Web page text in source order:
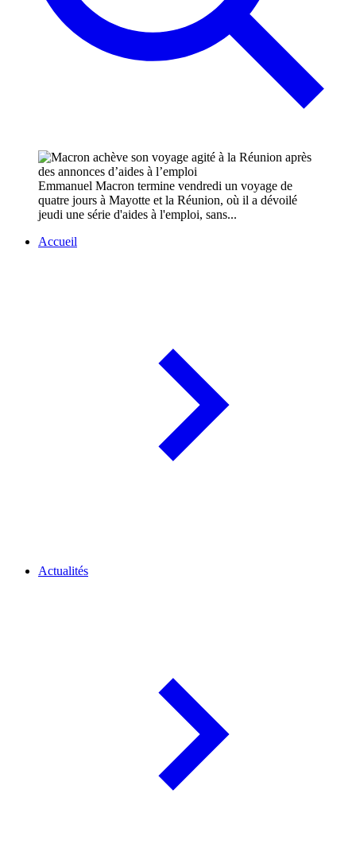
Emmanuel Macron termine vendredi un voyage de
quatre jours à Mayotte et la Réunion, où il a dévoilé
jeudi une série d'aides à l'emploi, sans...
Accueil
Actualités